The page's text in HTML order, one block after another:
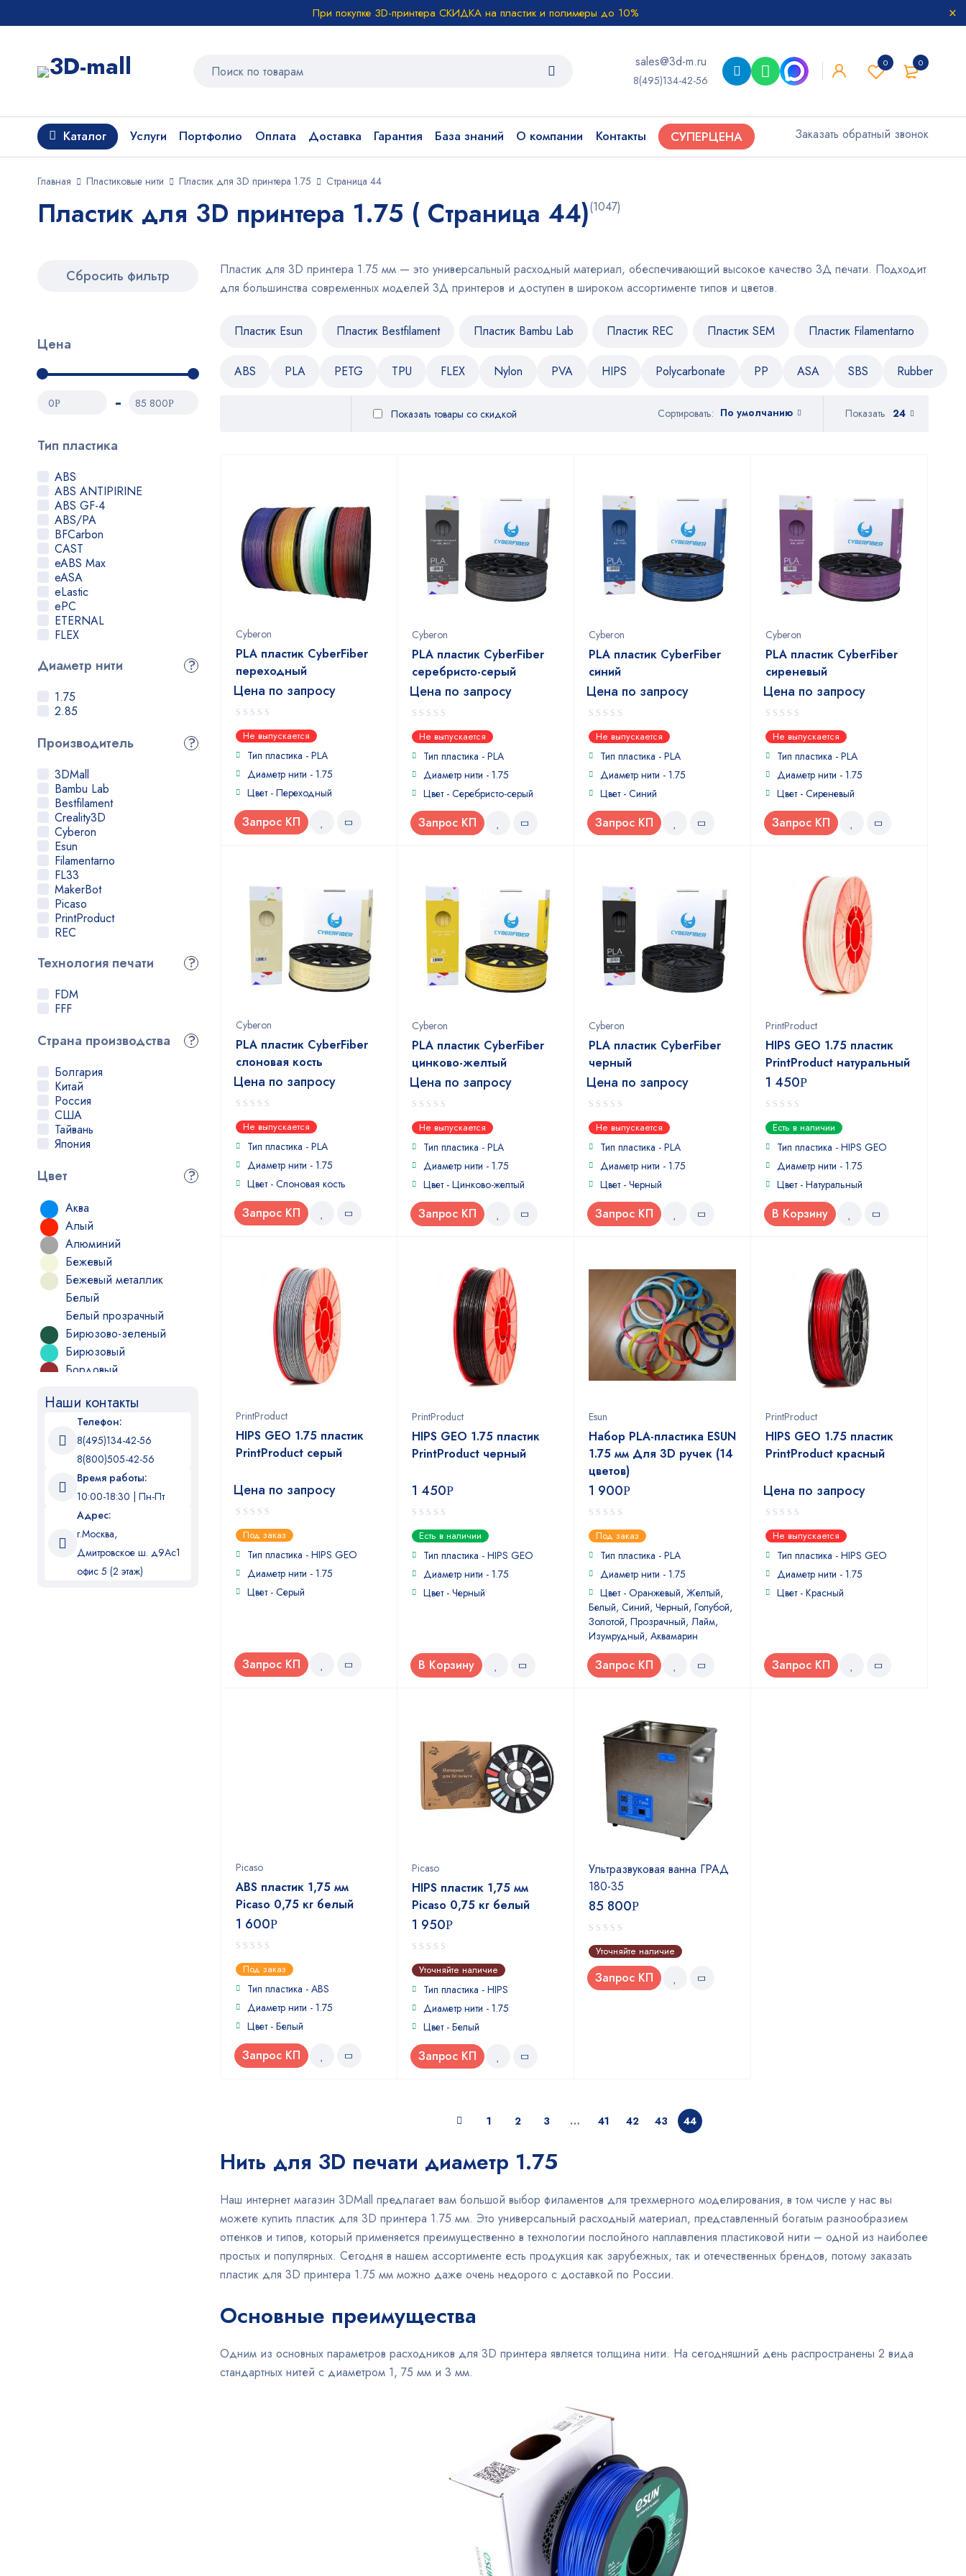
При покупке 3D-принтера СКИДКА на пластик и полимеры до 10%
0
0
sales@3d-m.ru
8(495)134-42-56
Каталог Услуги Портфолио Оплата Доставка Гарантия База знаний О компании Контакты СУПЕРЦЕНА Заказать обратный звонок
Главная Пластиковые нити Пластик для 3D принтера 1.75 Страница 44
Пластик для 3D принтера 1.75 ( Страница 44)(1047)
Сбросить фильтр
Цена
0Р 85 800Р
Тип пластика
ABS
ABS ANTIPIRINE
ABS GF-4
ABS/PA
BFCarbon
CAST
eABS Max
eASA
eLastic
ePC
ETERNAL
FLEX
FRICTION
GLASS FIL
HIPS
LUMI
PA
PC
PCTPE
PETG
PLA
PND
Polycarbonate
POM
PP
PPS
Primalloy
Prototyper Soft
PVA
RUBBER
T-Glase
T-Lyne
TITI FLEX
TOTAL PRO
TPE
TPU
Ultra X
WAX
WOOD
PEEK
PEI
Диаметр нити ?
1.75
2.85
Производитель ?
3DMall
Bambu Lab
Bestfilament
Creality3D
Cyberon
Esun
Filamentarno
FL33
MakerBot
Picaso
PrintProduct
REC
Taulman 3D
Verbatim
XYZPrinting
Технология печати ?
FDM
FFF
Страна производства ?
Болгария
Китай
Россия
США
Тайвань
Япония
Цвет ?
Аква
Алый
Алюминий
Бежевый
Бежевый металлик
Белый
Белый прозрачный
Бирюзово-зеленый
Бирюзовый
Бордовый
Бронзовый металлик
Бутылочно-зеленый
Бутылочно-коричневый
Бутылочно-оливковый
Вишневый
Голубой
Желтый
Желтый прозрачный
Зеленая мята
Зелено-желтый
Наши контакты
Телефон:
8(495)134-42-56
8(800)505-42-56
Время работы:
10:00-18:30 | Пн-Пт
Адрес:
г.Москва,
Дмитровское ш. д9Ас1
офис 5 (2 этаж)
Пластик для 3D принтера 1.75 мм — это универсальный расходный материал, обеспечивающий высокое качество 3Д печати. Подходит
для большинства современных моделей 3Д принтеров и доступен в широком ассортименте типов и цветов.
Пластик Esun Пластик Bestfilament Пластик Bambu Lab Пластик REC Пластик SEM Пластик Filamentarno
ABS PLA PETG TPU FLEX Nylon PVA HIPS Polycarbonate PP ASA SBS Rubber
Сортировать: По умолчанию
Показать товары со скидкой Показать 24
Cyberon
PLA пластик CyberFiber
переходный
Цена по запросу
0
out
of
Не выпускается
Тип пластика - PLA
Диаметр нити - 1.75
Цвет - Переходный
Запрос КП
Cyberon
PLA пластик CyberFiber
серебристо-серый
Цена по запросу
0
out
of
Не выпускается
Тип пластика - PLA
Диаметр нити - 1.75
Цвет - Серебристо-серый
Запрос КП
Cyberon
PLA пластик CyberFiber
синий
Цена по запросу
0
out
of
Не выпускается
Тип пластика - PLA
Диаметр нити - 1.75
Цвет - Синий
Запрос КП
Cyberon
PLA пластик CyberFiber
сиреневый
Цена по запросу
0
out
of
Не выпускается
Тип пластика - PLA
Диаметр нити - 1.75
Цвет - Сиреневый
Запрос КП
Cyberon
PLA пластик CyberFiber
слоновая кость
Цена по запросу
0
out
of
Не выпускается
Тип пластика - PLA
Диаметр нити - 1.75
Цвет - Слоновая кость
Запрос КП
Cyberon
PLA пластик CyberFiber
цинково-желтый
Цена по запросу
0
out
of
Не выпускается
Тип пластика - PLA
Диаметр нити - 1.75
Цвет - Цинково-желтый
Запрос КП
Cyberon
PLA пластик CyberFiber
черный
Цена по запросу
0
out
of
Не выпускается
Тип пластика - PLA
Диаметр нити - 1.75
Цвет - Черный
Запрос КП
PrintProduct
HIPS GEO 1.75 пластик
PrintProduct натуральный
1 450Р
0
out
of
Есть в наличии
Тип пластика - HIPS GEO
Диаметр нити - 1.75
Цвет - Натуральный
В Корзину
PrintProduct
HIPS GEO 1.75 пластик
PrintProduct серый
Цена по запросу
0
out
of
Под заказ
Тип пластика - HIPS GEO
Диаметр нити - 1.75
Цвет - Серый
Запрос КП
PrintProduct
HIPS GEO 1.75 пластик
PrintProduct черный
1 450Р
0
out
of
Есть в наличии
Тип пластика - HIPS GEO
Диаметр нити - 1.75
Цвет - Черный
В Корзину
Esun
Набор PLA-пластика ESUN
1.75 мм Для 3D ручек (14
цветов)
1 900Р
0
out
of
Под заказ
Тип пластика - PLA
Диаметр нити - 1.75
Цвет - Оранжевый, Желтый,
Белый, Синий, Черный, Голубой,
Золотой, Прозрачный, Лайм,
Изумрудный, Аквамарин
Запрос КП
PrintProduct
HIPS GEO 1.75 пластик
PrintProduct красный
Цена по запросу
0
out
of
Не выпускается
Тип пластика - HIPS GEO
Диаметр нити - 1.75
Цвет - Красный
Запрос КП
Picaso
ABS пластик 1,75 мм
Picaso 0,75 кг белый
1 600Р
0
out
of
Под заказ
Тип пластика - ABS
Диаметр нити - 1.75
Цвет - Белый
Запрос КП
Picaso
HIPS пластик 1,75 мм
Picaso 0,75 кг белый
1 950Р
0
out
of
Уточняйте наличие
Тип пластика - HIPS
Диаметр нити - 1.75
Цвет - Белый
Запрос КП
Ультразвуковая ванна ГРАД
180-35
85 800Р
0
out
of
Уточняйте наличие
Запрос КП
1 2 3 … 41 42 43 44
Нить для 3D печати диаметр 1.75
Наш интернет магазин 3DMall предлагает вам большой выбор филаментов для трехмерного моделирования, в том числе у нас вы
можете купить пластик для 3D принтера 1.75 мм. Это универсальный расходный материал, представленный богатым разнообразием
оттенков и типов, который применяется преимущественно в технологии послойного наплавления пластиковой нити – одной из наиболее
простых и популярных. Сегодня в нашем ассортименте есть продукция как зарубежных, так и отечественных брендов, потому заказать
пластик для 3D принтера 1.75 мм можно даже очень недорого с доставкой по России.
Основные преимущества
Одним из основных параметров расходников для 3D принтера является толщина нити. На сегодняшний день распространены 2 вида
стандартных нитей с диаметром 1, 75 мм и 3 мм.